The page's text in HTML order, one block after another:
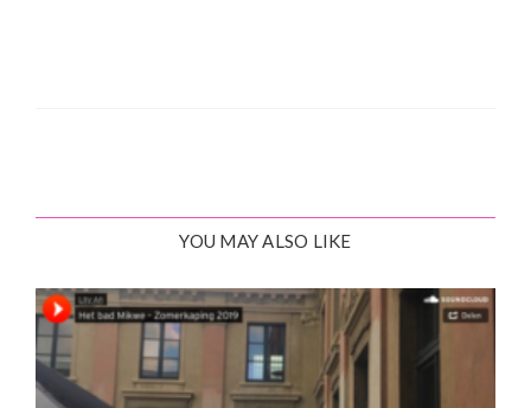
YOU MAY ALSO LIKE